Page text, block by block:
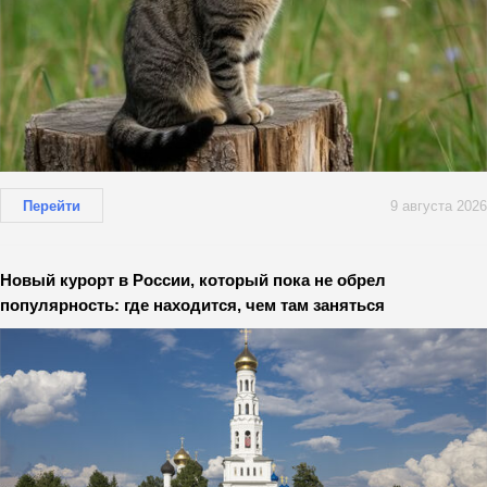
Перейти 9 августа 2026
Новый курорт в России, который пока не обрел
популярность: где находится, чем там заняться